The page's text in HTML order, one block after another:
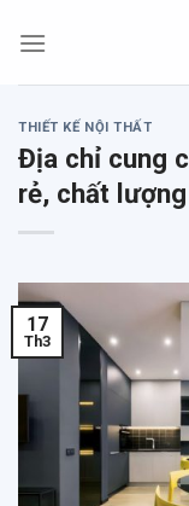
THIẾT KẾ NỘI THẤT
Địa chỉ cung
rẻ, chất lượng
17
Th3